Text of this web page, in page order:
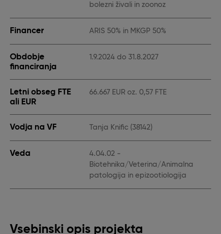
bolezni živali in zoonoz
Financer ARIS 50% in MKGP 50%
Obdobje
financiranja
1.9.2024 do 31.8.2027
Letni obseg FTE
ali EUR
66.667 EUR oz. 0,57 FTE
Vodja na VF Tanja Knific (38142)
Veda
4.04.02 -
Biotehnika/Veterina/Animalna
patologija in epizootiologija
Vsebinski opis projekta